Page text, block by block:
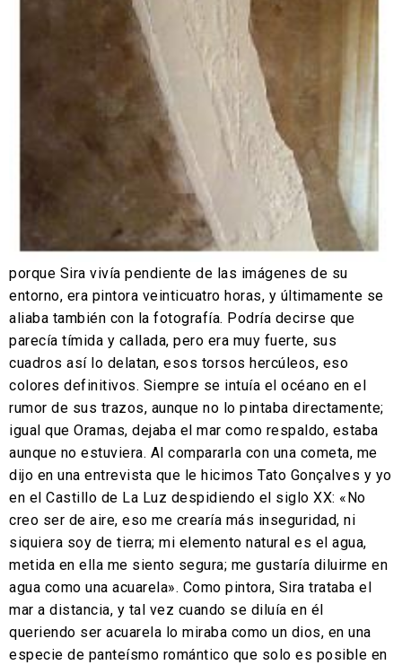
porque Sira vivía pendiente de las imágenes de su
entorno, era pintora veinticuatro horas, y últimamente se
aliaba también con la fotografía. Podría decirse que
parecía tímida y callada, pero era muy fuerte, sus
cuadros así lo delatan, esos torsos hercúleos, eso
colores definitivos. Siempre se intuía el océano en el
rumor de sus trazos, aunque no lo pintaba directamente;
igual que Oramas, dejaba el mar como respaldo, estaba
aunque no estuviera. Al compararla con una cometa, me
dijo en una entrevista que le hicimos Tato Gonçalves y yo
en el Castillo de La Luz despidiendo el siglo XX: «No
creo ser de aire, eso me crearía más inseguridad, ni
siquiera soy de tierra; mi elemento natural es el agua,
metida en ella me siento segura; me gustaría diluirme en
agua como una acuarela». Como pintora, Sira trataba el
mar a distancia, y tal vez cuando se diluía en él
queriendo ser acuarela lo miraba como un dios, en una
especie de panteísmo romántico que solo es posible en